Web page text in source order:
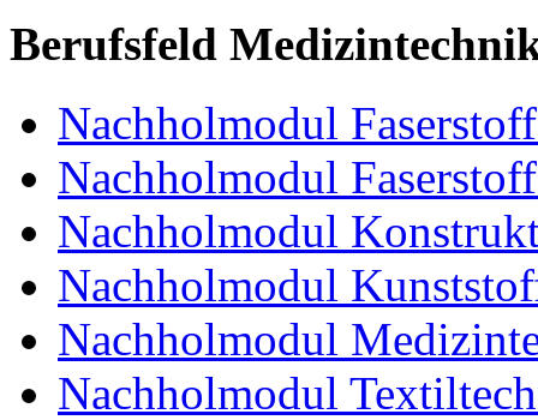
Berufsfeld
Nachholmodul
Nachholmodul
Nachholmodul
Nachholmodul
Nachholmodul
Nachholmodul